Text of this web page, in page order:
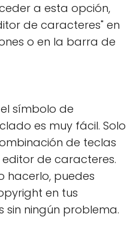
a esta opción,
de caracteres" en
o en la barra de
símbolo de
es muy fácil. Solo
de teclas
de caracteres.
hacerlo, puedes
en tus
ningún problema.